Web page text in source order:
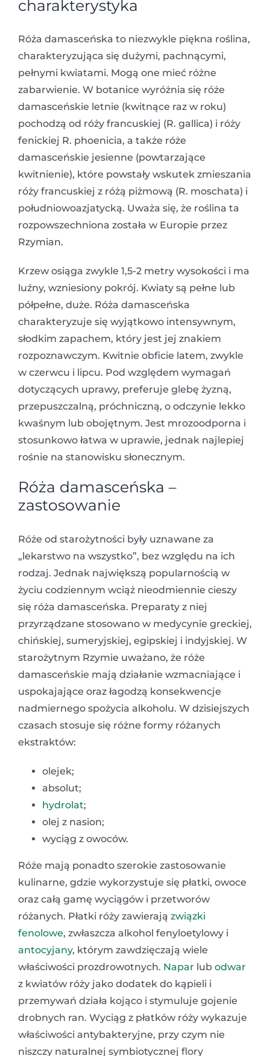
charakterystyka
Róża damasceńska to niezwykle piękna roślina,
charakteryzująca się dużymi, pachnącymi,
pełnymi kwiatami. Mogą one mieć różne
zabarwienie. W botanice wyróżnia się róże
damasceńskie letnie (kwitnące raz w roku)
pochodzą od róży francuskiej (R. gallica) i róży
fenickiej R. phoenicia, a także róże
damasceńskie jesienne (powtarzające
kwitnienie), które powstały wskutek zmieszania
róży francuskiej z różą piżmową (R. moschata) i
południowoazjatycką. Uważa się, że roślina ta
rozpowszechniona została w Europie przez
Rzymian.
Krzew osiąga zwykle 1,5-2 metry wysokości i ma
luźny, wzniesiony pokrój. Kwiaty są pełne lub
półpełne, duże. Róża damasceńska
charakteryzuje się wyjątkowo intensywnym,
słodkim zapachem, który jest jej znakiem
rozpoznawczym. Kwitnie obficie latem, zwykle
w czerwcu i lipcu. Pod względem wymagań
dotyczących uprawy, preferuje glebę żyzną,
przepuszczalną, próchniczną, o odczynie lekko
kwaśnym lub obojętnym. Jest mrozoodporna i
stosunkowo łatwa w uprawie, jednak najlepiej
rośnie na stanowisku słonecznym.
Róża damasceńska –
zastosowanie
Róże od starożytności były uznawane za
„lekarstwo na wszystko”, bez względu na ich
rodzaj. Jednak największą popularnością w
życiu codziennym wciąż nieodmiennie cieszy
się róża damasceńska. Preparaty z niej
przyrządzane stosowano w medycynie greckiej,
chińskiej, sumeryjskiej, egipskiej i indyjskiej. W
starożytnym Rzymie uważano, że róże
damasceńskie mają działanie wzmacniające i
uspokajające oraz łagodzą konsekwencje
nadmiernego spożycia alkoholu. W dzisiejszych
czasach stosuje się różne formy różanych
ekstraktów:
olejek;
absolut;
hydrolat;
olej z nasion;
wyciąg z owoców.
Róże mają ponadto szerokie zastosowanie
kulinarne, gdzie wykorzystuje się płatki, owoce
oraz całą gamę wyciągów i przetworów
różanych. Płatki róży zawierają związki
fenolowe, zwłaszcza alkohol fenyloetylowy i
antocyjany, którym zawdzięczają wiele
właściwości prozdrowotnych. Napar lub odwar
z kwiatów róży jako dodatek do kąpieli i
przemywań działa kojąco i stymuluje gojenie
drobnych ran. Wyciąg z płatków róży wykazuje
właściwości antybakteryjne, przy czym nie
niszczy naturalnej symbiotycznej flory